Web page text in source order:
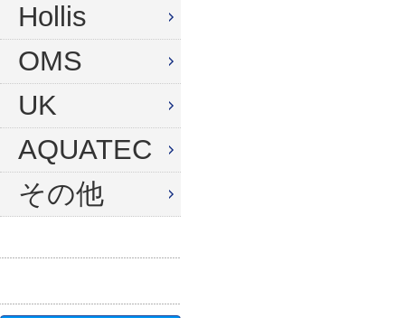
Hollis
OMS
UK
AQUATEC
その他